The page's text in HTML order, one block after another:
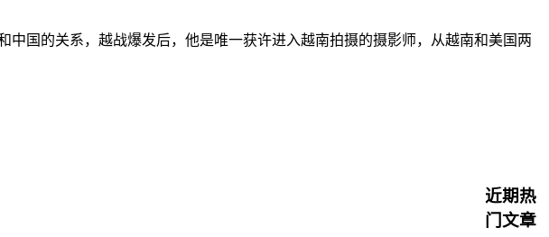
中国的关系，越战爆发后，他是唯一获许进入越南拍摄的摄影师，从越南和美国两
近期热
门文章